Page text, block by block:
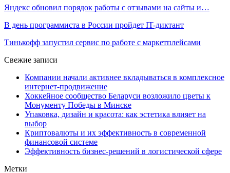
Яндекс обновил порядок работы с отзывами на сайты и…
В день программиста в России пройдет IT-диктант
Тинькофф запустил сервис по работе с маркетплейсами
Свежие записи
Компании начали активнее вкладываться в комплексное
интернет-продвижение
Хоккейное сообщество Беларуси возложило цветы к
Монументу Победы в Минске
Упаковка, дизайн и красота: как эстетика влияет на
выбор
Криптовалюты и их эффективность в современной
финансовой системе
Эффективность бизнес-решений в логистической сфере
Метки